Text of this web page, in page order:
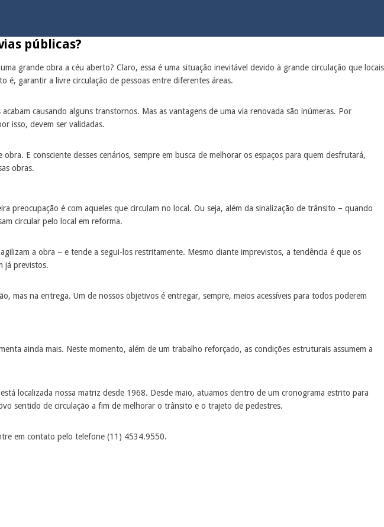
públicas?
grande obra a céu aberto? Claro, essa é uma situação inevitável devido à grande circulação que locais
garantir a livre circulação de pessoas entre diferentes áreas.
causando alguns transtornos. Mas as vantagens de uma via renovada são inúmeras. Por
isso, devem ser validadas.
E consciente desses cenários, sempre em busca de melhorar os espaços para quem desfrutará,
obras.
preocupação é com aqueles que circulam no local. Ou seja, além da sinalização de trânsito – quando
circular pelo local em reforma.
a obra – e tende a segui-los restritamente. Mesmo diante imprevistos, a tendência é que os
já previstos.
mas na entrega. Um de nossos objetivos é entregar, sempre, meios acessíveis para todos poderem
ainda mais. Neste momento, além de um trabalho reforçado, as condições estruturais assumem a
localizada nossa matriz desde 1968. Desde maio, atuamos dentro de um cronograma estrito para
sentido de circulação a fim de melhorar o trânsito e o trajeto de pedestres.
em contato pelo telefone (11) 4534.9550.